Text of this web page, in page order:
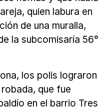
quien labura en
de una muralla,
la subcomisaría 56°
los polis lograron
que fue
en el barrio Tres